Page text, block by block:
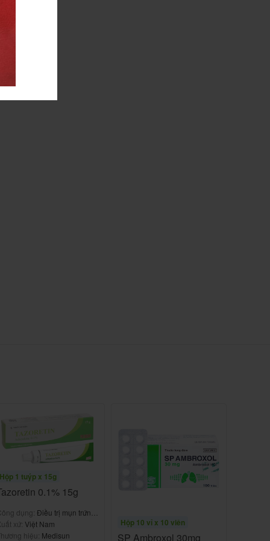
Hộp 1 tuýp x 15g
0.1% 15g
dụng: Điều trị mụn trứng
xứ: Việt Nam
hiệu: Medisun
Hộp 10 vỉ x 10 viên
SP Ambroxol 30mg